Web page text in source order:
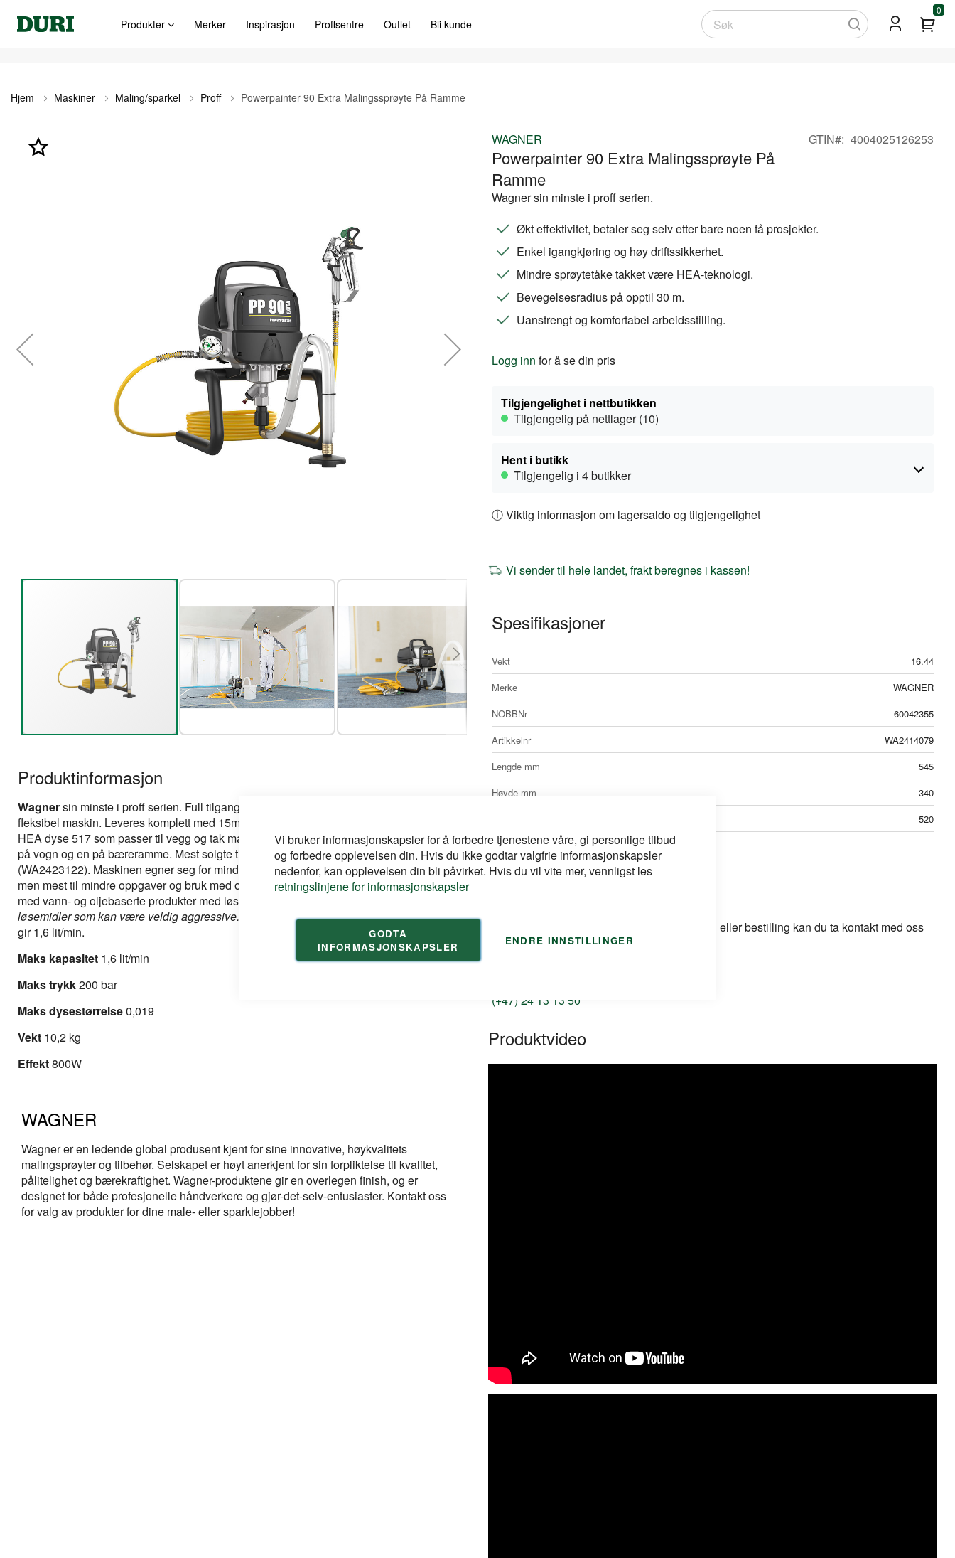
Vi bruker informasjonskapsler for å forbedre tjenestene våre, gi personlige tilbud
og forbedre opplevelsen din. Hvis du ikke godtar valgfrie informasjonskapsler
nedenfor, kan opplevelsen din bli påvirket. Hvis du vil vite mer, vennligst les
retningslinjene for informasjonskapsler
GODTA
INFORMASJONSKAPSLER
ENDRE INNSTILLINGER
Produkter Merker Inspirasjon Proffsentre Outlet Bli kunde
Søk
0
Hjem Maskiner Maling/sparkel Proff Powerpainter 90 Extra Malingssprøyte På Ramme
slutten
begynnelsen
bildegalleri
Produktinformasjon
Wagnersin minste i proff serien. Full tilgang til alle typer av utstyr som gir en meget
fleksibel maskin. Leveres komplett med 15m slange, manometer, Vector Pro pistol og
HEA dyse 517 som passer til vegg og tak maling, klar til bruk. Finnes i 2 utførelser, en
på vogn og en på bæreramme. Mest solgte tilleggsutstyr er 5L overbeholder
(WA2423122). Maskinen egner seg for mindre jobber og ikke til daglig profesjonelt bruk
men mest til mindre oppgaver og bruk med opptil 5-10 timer/uken. Kan brukes sammen
med vann- og oljebaserte produkter med løsemidler.
løsemidler som kan være veldig aggressive. Kan brukes med dyser intil 0,019» hull og
gir 1,6 lit/min.
Maks kapasitet 1,6 lit/min
Maks trykk200 bar
Maks dysestørrelse0,019
Vekt 10,2 kg
Effekt800W
WAGNER
Wagner er en ledende global produsent kjent for sine innovative, høykvalitets
malingsprøyter og tilbehør. Selskapet er høyt anerkjent for sin forpliktelse til kvalitet,
pålitelighet og bærekraftighet. Wagner-produktene gir en overlegen finish, og er
designet for både profesjonelle håndverkere og gjør-det-selv-entusiaster. Kontakt oss
for valg av produkter for dine male- eller sparklejobber!
WAGNER
Powerpainter 90 Extra Malingssprøyte På
Ramme
GTIN 4004025126253
Wagner sin minste i proff serien.
Økt effektivitet, betaler seg selv etter bare noen få prosjekter.
Enkel igangkjøring og høy driftssikkerhet.
Mindre sprøytetåke takket være HEA-teknologi.
Bevegelsesradius på opptil 30 m.
Uanstrengt og komfortabel arbeidsstilling.
Logg inn for å se din pris
Tilgjengelighet i nettbutikken
Tilgjengelig på nettlager (10)
Hent i butikk
Tilgjengelig i 4 butikker
ⓘ Viktig informasjon om lagersaldo og tilgjengelighet
Vi sender til hele landet, frakt beregnes i kassen!
Spesifikasjoner
Mer
informasjon
Vekt
16.44
Merke
WAGNER
NOBBNr
60042355
Artikkelnr
WA2414079
Lengde mm
545
Høyde mm
340
520
Dersom du har spørsmål om produkt, løsning eller bestilling kan du ta kontakt med oss
på e-post eller telefon:
(+47) 24 13 13 50
Produktvideo